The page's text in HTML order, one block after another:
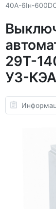
40А-6Iн-
29Т-
У3-